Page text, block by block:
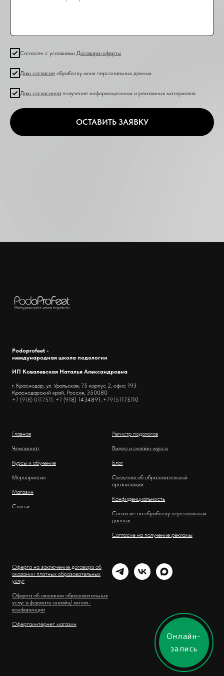
Согласен с условиями Договора-оферты
Даю согласие обработку моих персональных данных
Даю согласиена получение информационных и рекламных материалов
ОСТАВИТЬ ЗАЯВКУ
Podoprofeet -
международная школа подологии
ИП Ковалевская Наталья Александровна
г. Краснодар, ул. Уральская, 75 корпус 2, офис 193
Краснодарский край, Россия, 350080
+7 (918) 0117511, +7 (918) 1434891, +79151175110
Главная
Чемпионат
Курсы и обучение
Мероприятия
Магазин
Статьи
Регистр подологов
Видео и онлайн-курсы
Блог
Сведения об образовательной
организации
Конфиденциальность
Согласие на обработку персональных
данных
Согласие на получение рекламы
Оферта на заключение договора об
оказании платных образовательных
услуг
Оферта об оказании образовательных
услуг в формате онлайн/ митап-
конференции
Офертаинтернет магазин
Онлайн-
запись